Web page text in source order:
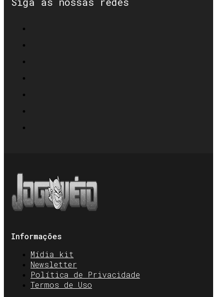
Informações
Mídia kit
Newsletter
Política de Privacidade
Termos de Uso